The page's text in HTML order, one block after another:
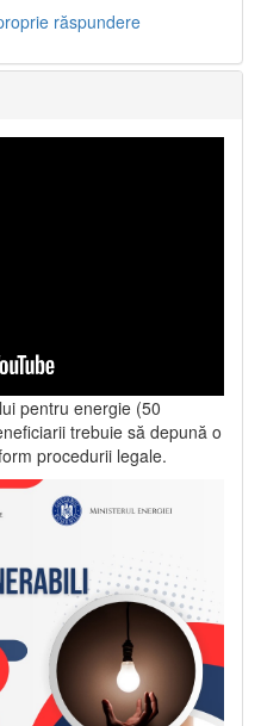
răspundere
pentru energie (50
trebuie să depună o
procedurii legale.